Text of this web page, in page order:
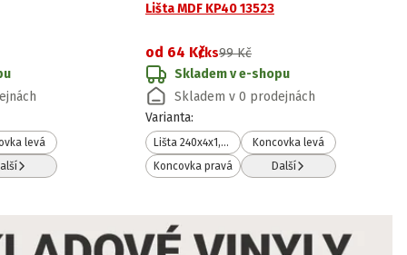
levá
Lišta MDF KP40 13523
od 64 Kč/ks99 Kč
Skladem v e-shopu
Skladem v 0 prodejnách
Varianta:
Lišta 240x4x1,7 cm
Koncovka levá
Koncovka pravá
Další